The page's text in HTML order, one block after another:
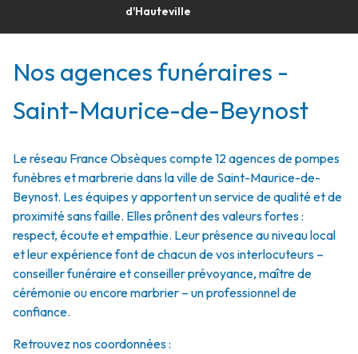
d'Hauteville
Nos agences funéraires -
Saint-Maurice-de-Beynost
Le réseau France Obsèques compte 12 agences de pompes
funèbres et marbrerie dans la ville de Saint-Maurice-de-
Beynost. Les équipes y apportent un service de qualité et de
proximité sans faille. Elles prônent des valeurs fortes :
respect, écoute et empathie. Leur présence au niveau local
et leur expérience font de chacun de vos interlocuteurs –
conseiller funéraire et conseiller prévoyance, maître de
cérémonie ou encore marbrier – un professionnel de
confiance.
Retrouvez nos coordonnées :